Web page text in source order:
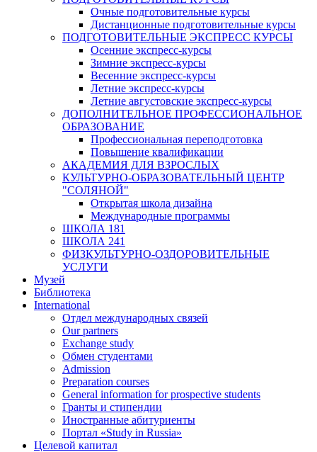
Очные подготовительные курсы
Дистанционные подготовительные курсы
ПОДГОТОВИТЕЛЬНЫЕ ЭКСПРЕСС КУРСЫ
Осенние экспресс-курсы
Зимние экспресс-курсы
Весенние экспресс-курсы
Летние экспресс-курсы
Летние августовские экспресс-курсы
ДОПОЛНИТЕЛЬНОЕ ПРОФЕССИОНАЛЬНОЕ
ОБРАЗОВАНИЕ
Профессиональная переподготовка
Повышение квалификации
АКАДЕМИЯ ДЛЯ ВЗРОСЛЫХ
КУЛЬТУРНО-ОБРАЗОВАТЕЛЬНЫЙ ЦЕНТР
"СОЛЯНОЙ"
Открытая школа дизайна
Международные программы
ШКОЛА 181
ШКОЛА 241
ФИЗКУЛЬТУРНО-ОЗДОРОВИТЕЛЬНЫЕ
УСЛУГИ
Музей
Библиотека
International
Отдел международных связей
Our partners
Exchange study
Обмен студентами
Admission
Preparation courses
General information for prospective students
Гранты и стипендии
Иностранные абитуриенты
Портал «Study in Russia»
Целевой капитал